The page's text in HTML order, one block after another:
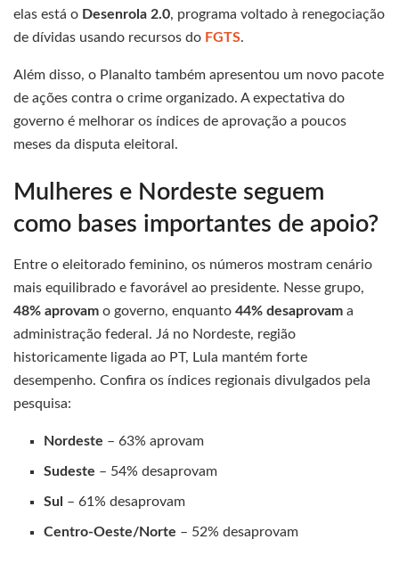
elas está o Desenrola 2.0, programa voltado à renegociação
de dívidas usando recursos do FGTS.
Além disso, o Planalto também apresentou um novo pacote
de ações contra o crime organizado. A expectativa do
governo é melhorar os índices de aprovação a poucos
meses da disputa eleitoral.
Mulheres e Nordeste seguem
como bases importantes de apoio?
Entre o eleitorado feminino, os números mostram cenário
mais equilibrado e favorável ao presidente. Nesse grupo,
48% aprovam o governo, enquanto 44% desaprovam a
administração federal. Já no Nordeste, região
historicamente ligada ao PT, Lula mantém forte
desempenho. Confira os índices regionais divulgados pela
pesquisa:
Nordeste – 63% aprovam
Sudeste – 54% desaprovam
Sul – 61% desaprovam
Centro-Oeste/Norte – 52% desaprovam